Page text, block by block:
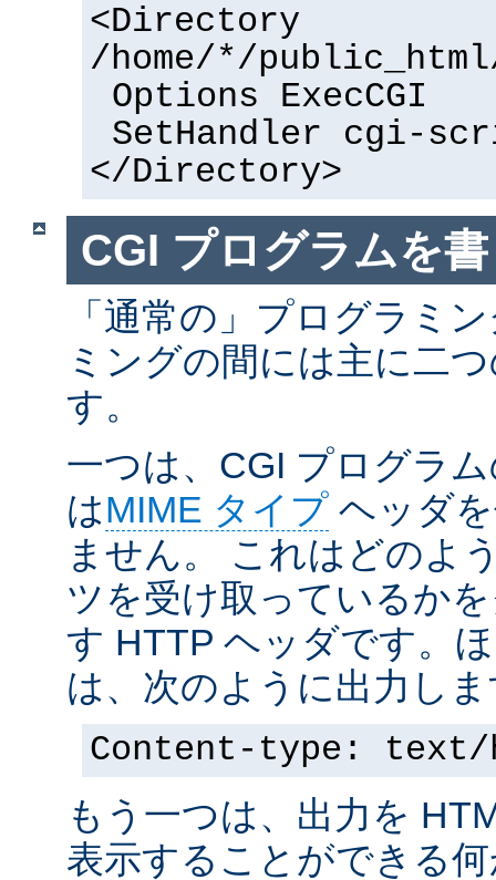
<Directory
/home/*/
Options ExecCGI
SetHandler cgi-
</Directory>
CGI プログラムを
「通常の」プログラミ
ミングの間には主に二
す。
一つは、CGI プログラ
はMIME タイプ ヘッダ
ません。 これはどのよ
ツを受け取っているか
す HTTP ヘッダです。
は、次のように出力し
Content-type: text/
もう一つは、出力を
表示することができる